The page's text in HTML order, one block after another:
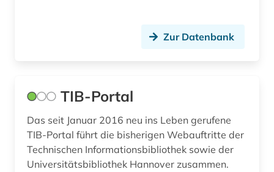
Zur Datenbank
TIB-Portal
Das seit Januar 2016 neu ins Leben gerufene
TIB-Portal führt die bisherigen Webauftritte der
Technischen Informationsbibliothek sowie der
Universitätsbibliothek Hannover zusammen.